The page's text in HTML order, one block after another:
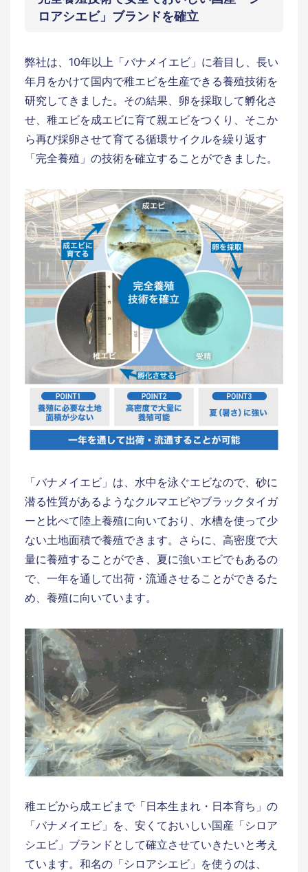
ロアシエビ」ブランドを確立
弊社は、10年以上「バナメイエビ」に着目し、長い
年月をかけて国内で稚エビを生産できる養殖技術を
研究してきました。その結果、卵を採取して孵化さ
せ、稚エビを成エビに育て親エビをつくり、そこか
ら再び採卵させて育てる循環サイクルを繰り返す
「完全養殖」の技術を確立することができました。
「バナメイエビ」は、水中を泳ぐエビなので、砂に
潜る性質があるようなクルマエビやブラックタイガ
ーと比べて陸上養殖に向いており、水槽を使って少
ない土地面積で養殖できます。さらに、高密度で大
量に養殖することができ、夏に強いエビでもあるの
で、一年を通して出荷・流通させることができるた
め、養殖に向いています。
稚エビから成エビまで「日本生まれ・日本育ち」の
「バナメイエビ」を、安くておいしい国産「シロア
シエビ」ブランドとして確立させていきたいと考え
ています。和名の「シロアシエビ」を使うのは、